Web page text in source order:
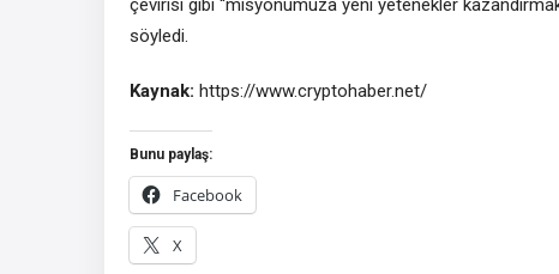
söyledi.
Kaynak: https://www.cryptohaber.net/
Bunu paylaş:
Facebook
X